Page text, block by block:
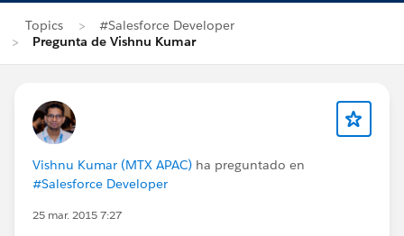
Topics
#Salesforce Developer
Pregunta de Vishnu Kumar
Vishnu Kumar (MTX APAC) ha preguntado en
#Salesforce Developer
25 mar. 2015 7:27